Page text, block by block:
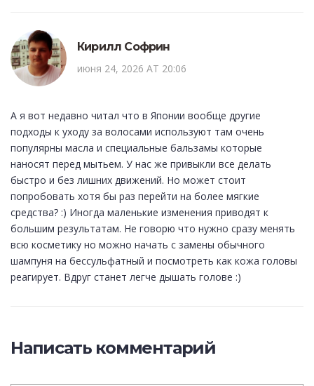
Кирилл Софрин
июня 24, 2026 AT 20:06
А я вот недавно читал что в Японии вообще другие
подходы к уходу за волосами используют там очень
популярны масла и специальные бальзамы которые
наносят перед мытьем. У нас же привыкли все делать
быстро и без лишних движений. Но может стоит
попробовать хотя бы раз перейти на более мягкие
средства? :) Иногда маленькие изменения приводят к
большим результатам. Не говорю что нужно сразу менять
всю косметику но можно начать с замены обычного
шампуня на бессульфатный и посмотреть как кожа головы
реагирует. Вдруг станет легче дышать голове :)
Написать комментарий